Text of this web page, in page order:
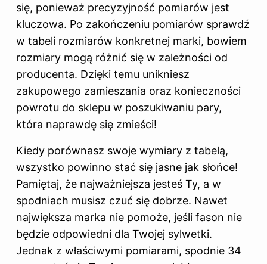
się, ponieważ precyzyjność pomiarów jest
kluczowa. Po zakończeniu pomiarów sprawdź
w tabeli rozmiarów konkretnej marki, bowiem
rozmiary mogą różnić się w zależności od
producenta. Dzięki temu unikniesz
zakupowego zamieszania oraz konieczności
powrotu do sklepu w poszukiwaniu pary,
która naprawdę się zmieści!
Kiedy porównasz swoje wymiary z tabelą,
wszystko powinno stać się jasne jak słońce!
Pamiętaj, że najważniejsza jesteś Ty, a w
spodniach musisz czuć się dobrze. Nawet
największa marka nie pomoże, jeśli fason nie
będzie odpowiedni dla Twojej sylwetki.
Jednak z właściwymi pomiarami, spodnie 34